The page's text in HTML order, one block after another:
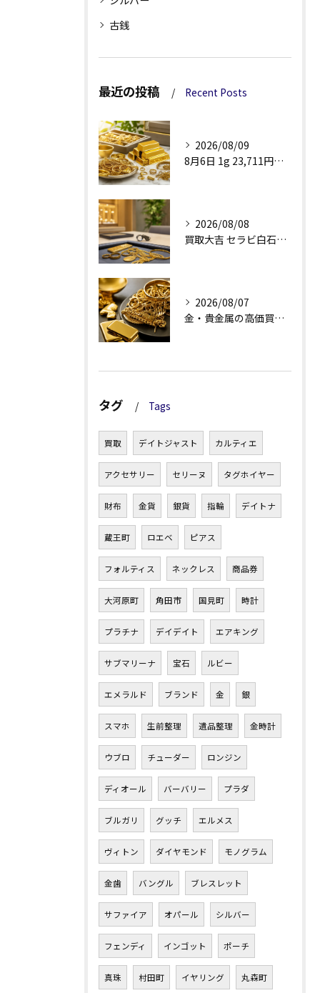
古銭
最近の投稿 Recent Posts
2026/08/09
8月6日 1g 23,711円で見る金・貴金属買取
2026/08/08
買取大吉 セラビ白石店の金買取、査定理由が見える安心感
2026/08/07
金・貴金属の高価買取へ、相場差と手数料を見る
タグ Tags
買取 デイトジャスト カルティエ
アクセサリー セリーヌ タグホイヤー
財布 金貨 銀貨 指輪 デイトナ
蔵王町 ロエベ ピアス
フォルティス ネックレス 商品券
大河原町 角田市 国見町 時計
プラチナ デイデイト エアキング
サブマリーナ 宝石 ルビー
エメラルド ブランド 金 銀
スマホ 生前整理 遺品整理 金時計
ウブロ チューダー ロンジン
ディオール バーバリー プラダ
ブルガリ グッチ エルメス
ヴィトン ダイヤモンド モノグラム
金歯 バングル ブレスレット
サファイア オパール シルバー
フェンディ インゴット ポーチ
真珠 村田町 イヤリング 丸森町